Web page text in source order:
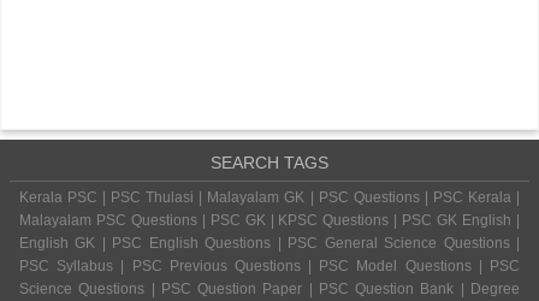
SEARCH TAGS
Kerala PSC | PSC Thulasi | Malayalam GK | PSC Questions | PSC Kerala |
Malayalam PSC Questions | PSC GK | KPSC Questions | PSC GK English |
English GK | PSC English Questions | PSC General Science Questions |
PSC Syllabus | PSC Previous Questions | PSC Model Questions | PSC
Science Questions | PSC Question Paper | PSC Question Bank | Degree